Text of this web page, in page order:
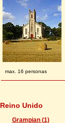
max. 16 personas
Reino Unido
Grampian (1)